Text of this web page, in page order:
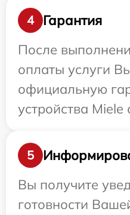
4
Гарантия
После
оплаты услуги
официальную
устройства Miele
5
Вы получите
готовности